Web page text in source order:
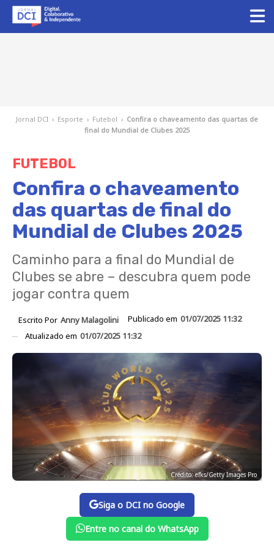
Jornal DCI › Esporte › Futebol › Confira o chaveamento das quartas de
final do Mundial de Clubes 2025
FUTEBOL
Confira o chaveamento
das quartas de final do
Mundial de Clubes 2025
Caminho para a final do Mundial de
Clubes se abre – descubra quem pode
jogar contra quem
Escrito Por Anny Malagolini Publicado em 01/07/2025 11:32
Atualizado em 01/07/2025 11:32
Crédito: efks/Getty Images Pro
Siga o DCI no Google
Entre no canal do WhatsApp